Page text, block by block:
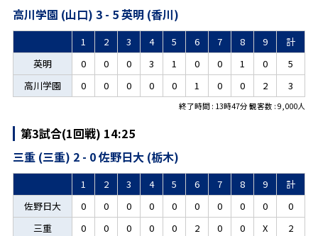
高川学園 (山口) 3 - 5 英明 (香川)
1 2 3 4 5 6 7 8 9
計
英明
0 0 0 3 1 0 0 1 0
5
高川学園
0 0 0 0 0 1 0 0 2 3
終了時間 : 13時47分 観客数 : 9,000人
第3試合(1回戦) 14:25
三重 (三重) 2 - 0 佐野日大 (栃木)
1 2 3 4 5 6 7 8 9
計
佐野日大
0 0 0 0 0 0 0 0 0
0
三重
0 0 0 0 0 2 0 0 X 2